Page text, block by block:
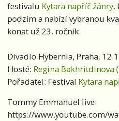
festivalu Kytara napříč žánry,
podzim a nabízí vybranou
konat už 23. ročník.
Divadlo Hybernia, Praha,
Hosté: Regina Bakhritdinova
Pořadatel: Festival Kytara
Tommy Emmanuel live:
https://www.youtube.com/